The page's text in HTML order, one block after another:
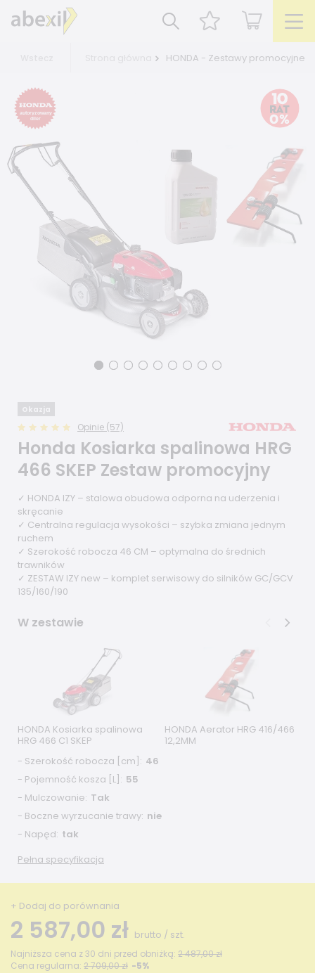
HONDA - Zestawy promocyjne
Okazja
Opinie (57)
Honda Kosiarka spalinowa HRG
466 SKEP Zestaw promocyjny
✓ HONDA IZY – stalowa obudowa odporna na uderzenia i
skręcanie
✓ Centralna regulacja wysokości – szybka zmiana jednym
ruchem
✓ Szerokość robocza 46 CM – optymalna do średnich
trawników
✓ ZESTAW IZY new – komplet serwisowy do silników GC/GCV
135/160/190
W zestawie
HONDA Kosiarka spalinowa
HRG 466 C1 SKEP
HONDA Aerator HRG 416/466
12,2MM
- Szerokość robocza [cm]
46
- Pojemność kosza [L]
55
- Mulczowanie Tak
- Boczne wyrzucanie trawy nie
- Napęd tak
Pełna specyfikacja
+ Dodaj do porównania
2 587,00 zł brutto / szt.
Najniższa cena z 30 dni przed obniżką: 2 487,00 zł
Cena regularna: 2 709,00 zł -5%